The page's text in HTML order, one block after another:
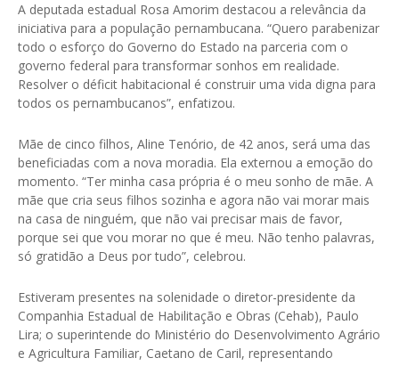
A deputada estadual Rosa Amorim destacou a relevância da
iniciativa para a população pernambucana. “Quero parabenizar
todo o esforço do Governo do Estado na parceria com o
governo federal para transformar sonhos em realidade.
Resolver o déficit habitacional é construir uma vida digna para
todos os pernambucanos”, enfatizou.
Mãe de cinco filhos, Aline Tenório, de 42 anos, será uma das
beneficiadas com a nova moradia. Ela externou a emoção do
momento. “Ter minha casa própria é o meu sonho de mãe. A
mãe que cria seus filhos sozinha e agora não vai morar mais
na casa de ninguém, que não vai precisar mais de favor,
porque sei que vou morar no que é meu. Não tenho palavras,
só gratidão a Deus por tudo”, celebrou.
Estiveram presentes na solenidade o diretor-presidente da
Companhia Estadual de Habilitação e Obras (Cehab), Paulo
Lira; o superintende do Ministério do Desenvolvimento Agrário
e Agricultura Familiar, Caetano de Caril, representando